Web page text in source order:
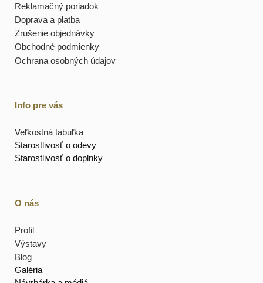
Reklamačný poriadok
Doprava a platba
Zrušenie objednávky
Obchodné podmienky
Ochrana osobných údajov
Info pre vás
Veľkostná tabuľka
Starostlivosť o odevy
Starostlivosť o doplnky
O nás
Profil
Výstavy
Blog
Galéria